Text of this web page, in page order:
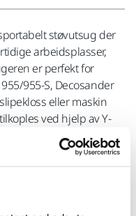
støvutsug der
arbeidsplasser,
er perfekt for
955-S, Decosander
eller maskin
ved hjelp av Y-
maskiner kreves
elektriske maskiner
Filteret rengjøres